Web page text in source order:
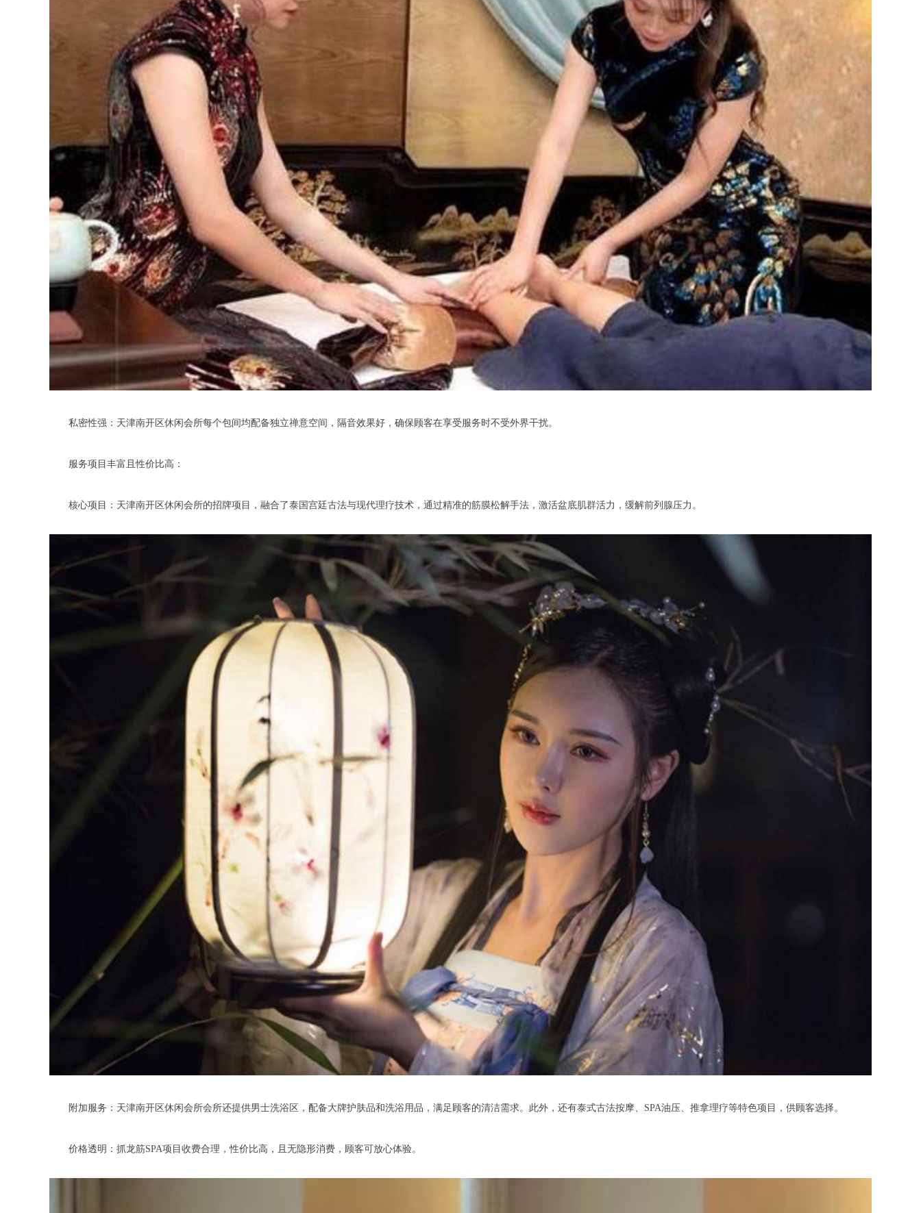
私密性强：天津南开区休闲会所每个包间均配备独立禅意空间，隔音效果好，确保顾客在享受服务时不受外界干扰。
服务项目丰富且性价比高：
核心项目：天津南开区休闲会所的招牌项目，融合了泰国宫廷古法与现代理疗技术，通过精准的筋膜松解手法，激活盆底肌群活力，缓解前列腺压力。
附加服务：天津南开区休闲会所会所还提供男士洗浴区，配备大牌护肤品和洗浴用品，满足顾客的清洁需求。此外，还有泰式古法按摩、SPA油压、推拿理疗等特色项目，供顾客选择。
价格透明：抓龙筋SPA项目收费合理，性价比高，且无隐形消费，顾客可放心体验。